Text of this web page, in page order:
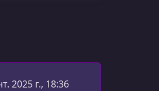
2025 г., 18:36